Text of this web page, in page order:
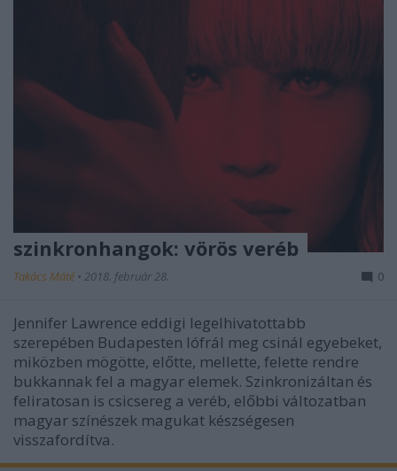
szinkronhangok: vörös veréb
Takács Máté • 2018. február 28. 0
Jennifer Lawrence eddigi legelhivatottabb
szerepében Budapesten lófrál meg csinál egyebeket,
miközben mögötte, előtte, mellette, felette rendre
bukkannak fel a magyar elemek. Szinkronizáltan és
feliratosan is csicsereg a veréb, előbbi változatban
magyar színészek magukat készségesen
visszafordítva.